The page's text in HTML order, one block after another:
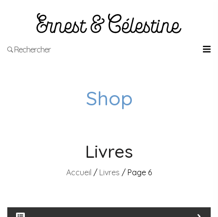
Rechercher
Shop
Livres
Accueil / Livres / Page 6